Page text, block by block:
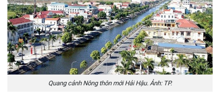
Quang cảnh Nông thôn mới Hải Hậu. Ảnh: TP.